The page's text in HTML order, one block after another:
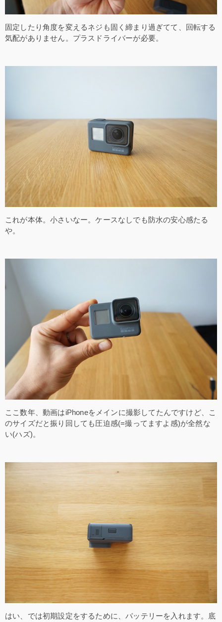
固定したり角度を変えるネジも固く締まり過ぎてて、回転する
気配がありません。プラスドライバーが必要。
これが本体。小さいなー。ケースなしでも防水の安心感たる
や。
ここ数年、動画はiPhoneをメインに撮影してたんですけど、こ
のサイズだと振り回しても圧迫感(=撮ってますよ感)が全然な
い(ハズ)。
はい、では初期設定をするために、バッテリーを入れます。底